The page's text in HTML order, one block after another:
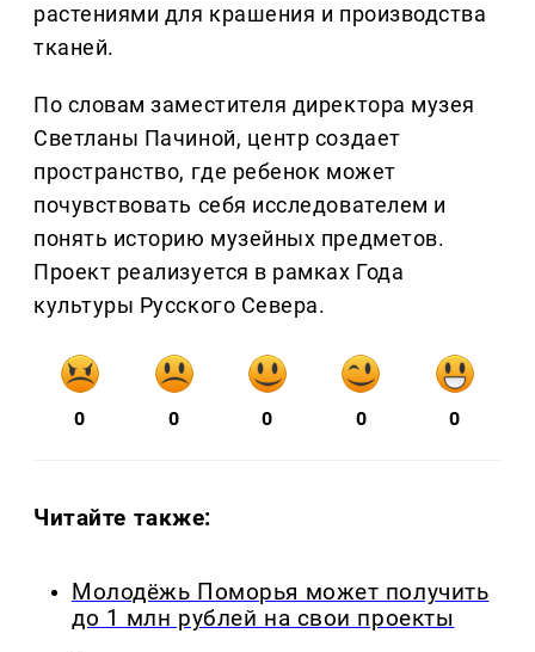
растениями для крашения и производства
тканей.
По словам заместителя директора музея
Светланы Пачиной, центр создает
пространство, где ребенок может
почувствовать себя исследователем и
понять историю музейных предметов.
Проект реализуется в рамках Года
культуры Русского Севера.
0 0 0 0 0
Читайте также:
Молодёжь Поморья может получить
до 1 млн рублей на свои проекты